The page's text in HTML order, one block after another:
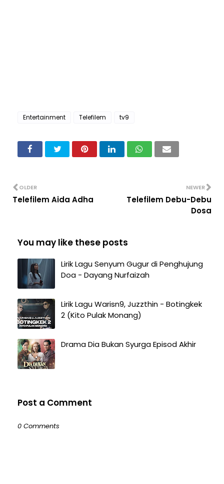
Entertainment Telefilem tv9
NEWER
Telefilem Debu-Debu
Dosa
OLDER
Telefilem Aida Adha
You may like these posts
Lirik Lagu Senyum Gugur di Penghujung
Doa - Dayang Nurfaizah
Lirik Lagu Warisn9, Juzzthin - Botingkek
2 (Kito Pulak Monang)
Drama Dia Bukan Syurga Episod Akhir
Post a Comment
0 Comments